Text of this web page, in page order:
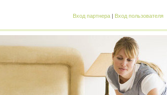
Вход партнера | Вход пользователя